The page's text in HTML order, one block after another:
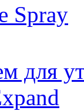
Spray
для